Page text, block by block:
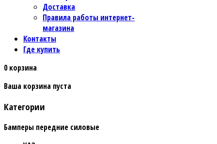
Доставка
Правила работы интернет-
магазина
Контакты
Где купить
0 корзина
Ваша корзина пуста
Категории
Бамперы передние силовые